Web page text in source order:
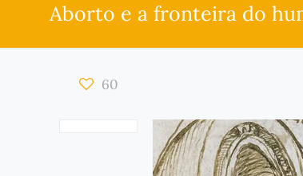
Aborto e a fronteira do
60